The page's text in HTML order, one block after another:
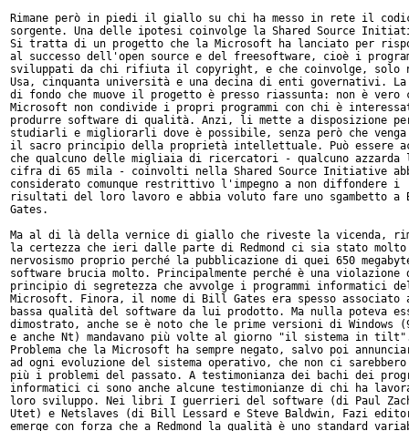
Rimane però in piedi il giallo su chi ha messo in rete il
sorgente. Una delle ipotesi coinvolge la Shared Source
Si tratta di un progetto che la Microsoft ha lanciato per
al successo dell'open source e del freesoftware, cioè i
sviluppati da chi rifiuta il copyright, e che coinvolge, solo
Usa, cinquanta università e una decina di enti governativi.
di fondo che muove il progetto è presso riassunta: non è vero
Microsoft non condivide i propri programmi con chi è
produrre software di qualità. Anzi, li mette a disposizione
studiarli e migliorarli dove è possibile, senza però che venga
il sacro principio della proprietà intellettuale. Può essere
che qualcuno delle migliaia di ricercatori - qualcuno azzarda
cifra di 65 mila - coinvolti nella Shared Source Initiative
considerato comunque restrittivo l'impegno a non diffondere i
risultati del loro lavoro e abbia voluto fare uno sgambetto
Gates.
Ma al di là della vernice di giallo che riveste la vicenda,
la certezza che ieri dalle parte di Redmond ci sia stato molto
nervosismo proprio perché la pubblicazione di quei 650
software brucia molto. Principalmente perché è una violazione
principio di segretezza che avvolge i programmi informatici
Microsoft. Finora, il nome di Bill Gates era spesso associato
bassa qualità del software da lui prodotto. Ma nulla poteva
dimostrato, anche se è noto che le prime versioni di Windows
e anche Nt) mandavano più volte al giorno "il sistema in
Problema che la Microsoft ha sempre negato, salvo poi
ad ogni evoluzione del sistema operativo, che non ci
più i problemi del passato. A testimonianza dei bachi dei
informatici ci sono anche alcune testimonianze di chi ha
loro sviluppo. Nei libri I guerrieri del software (di Paul
Utet) e Netslaves (di Bill Lessard e Steve Baldwin, Fazi
emerge con forza che a Redmond la qualità è uno standard